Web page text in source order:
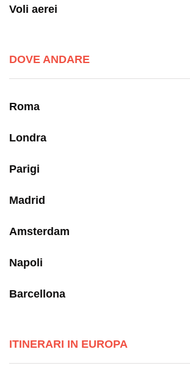
Voli aerei
DOVE ANDARE
Roma
Londra
Parigi
Madrid
Amsterdam
Napoli
Barcellona
ITINERARI IN EUROPA